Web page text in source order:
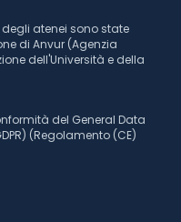
atenei sono state
di Anvur (Agenzia
dell'Università e della
del General Data
(Regolamento (CE)